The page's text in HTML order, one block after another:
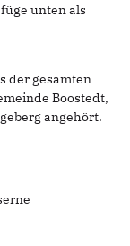
unten als
der gesamten
Boostedt,
angehört.